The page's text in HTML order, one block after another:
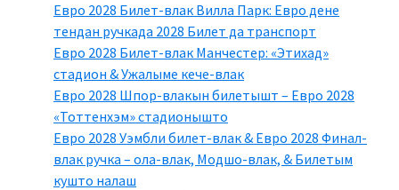
Евро 2028 Билет-влак Вилла Парк: Евро дене
тендан ручкада 2028 Билет да транспорт
Евро 2028 Билет-влак Манчестер: «Этихад»
стадион & Ужалыме кече-влак
Евро 2028 Шпор-влакын билетышт – Евро 2028
«Тоттенхэм» стадионышто
Евро 2028 Уэмбли билет-влак & Евро 2028 Финал-
влак ручка – ола-влак, Модшо-влак, & Билетым
кушто налаш